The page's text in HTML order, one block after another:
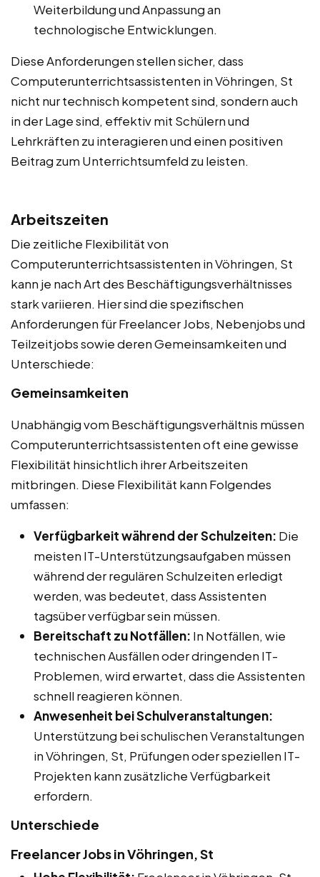
Weiterbildung und Anpassung an
technologische Entwicklungen.
Diese Anforderungen stellen sicher, dass
Computerunterrichtsassistenten in Vöhringen, St
nicht nur technisch kompetent sind, sondern auch
in der Lage sind, effektiv mit Schülern und
Lehrkräften zu interagieren und einen positiven
Beitrag zum Unterrichtsumfeld zu leisten.
Arbeitszeiten
Die zeitliche Flexibilität von
Computerunterrichtsassistenten in Vöhringen, St
kann je nach Art des Beschäftigungsverhältnisses
stark variieren. Hier sind die spezifischen
Anforderungen für Freelancer Jobs, Nebenjobs und
Teilzeitjobs sowie deren Gemeinsamkeiten und
Unterschiede:
Gemeinsamkeiten
Unabhängig vom Beschäftigungsverhältnis müssen
Computerunterrichtsassistenten oft eine gewisse
Flexibilität hinsichtlich ihrer Arbeitszeiten
mitbringen. Diese Flexibilität kann Folgendes
umfassen:
Verfügbarkeit während der Schulzeiten: Die
meisten IT-Unterstützungsaufgaben müssen
während der regulären Schulzeiten erledigt
werden, was bedeutet, dass Assistenten
tagsüber verfügbar sein müssen.
Bereitschaft zu Notfällen: In Notfällen, wie
technischen Ausfällen oder dringenden IT-
Problemen, wird erwartet, dass die Assistenten
schnell reagieren können.
Anwesenheit bei Schulveranstaltungen:
Unterstützung bei schulischen Veranstaltungen
in Vöhringen, St, Prüfungen oder speziellen IT-
Projekten kann zusätzliche Verfügbarkeit
erfordern.
Unterschiede
Freelancer Jobs in Vöhringen, St